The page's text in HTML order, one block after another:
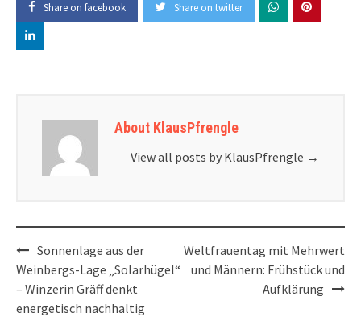
Share on facebook Share on twitter
About KlausPfrengle
View all posts by KlausPfrengle →
Post
navigation
Sonnenlage aus der
Weinbergs-Lage „Solarhügel“
– Winzerin Gräff denkt
energetisch nachhaltig
Weltfrauentag mit Mehrwert
und Männern: Frühstück und
Aufklärung